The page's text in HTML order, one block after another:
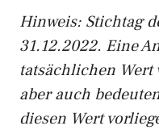
Hinweis: Stichtag
31.12.2022. Eine
tatsächlichen Wert
aber auch
diesen Wert